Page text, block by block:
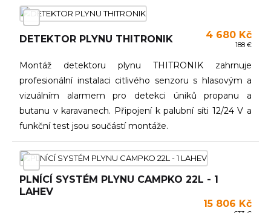
DETEKTOR PLYNU THITRONIK 4 680 Kč
188 €
Montáž detektoru plynu THITRONIK zahrnuje
profesionální instalaci citlivého senzoru s hlasovým a
vizuálním alarmem pro detekci úniků propanu a
butanu v karavanech. Připojení k palubní síti 12/24 V a
funkční test jsou součástí montáže.
PLNÍCÍ SYSTÉM PLYNU CAMPKO 22L - 1
LAHEV
15 806 Kč